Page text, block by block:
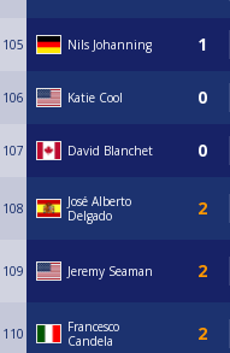
105 Nils Johanning
106 Katie Cool
107 David Blanchet
108
José Alberto
Delgado
109 Jeremy Seaman
110
Francesco
Candela